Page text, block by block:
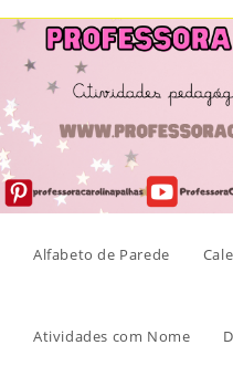
Skip
content
Alfabeto de Parede
Atividades com Nome